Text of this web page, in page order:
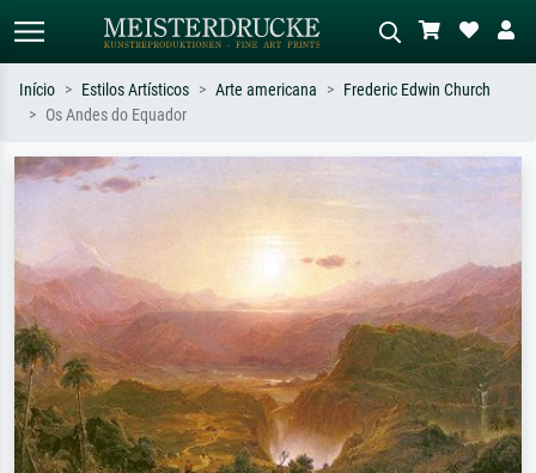
Pesquise por artista, título ou estilo –
ex: Monet, Noite Estrelada,
Descreva a cena – ex: prado verde,
abstrato com muito vermelho, pintura
a óleo escura, nu em pé ao lado de
Início Estilos Artísticos Arte americana
Frederic Edwin Church
Os Andes do Equador